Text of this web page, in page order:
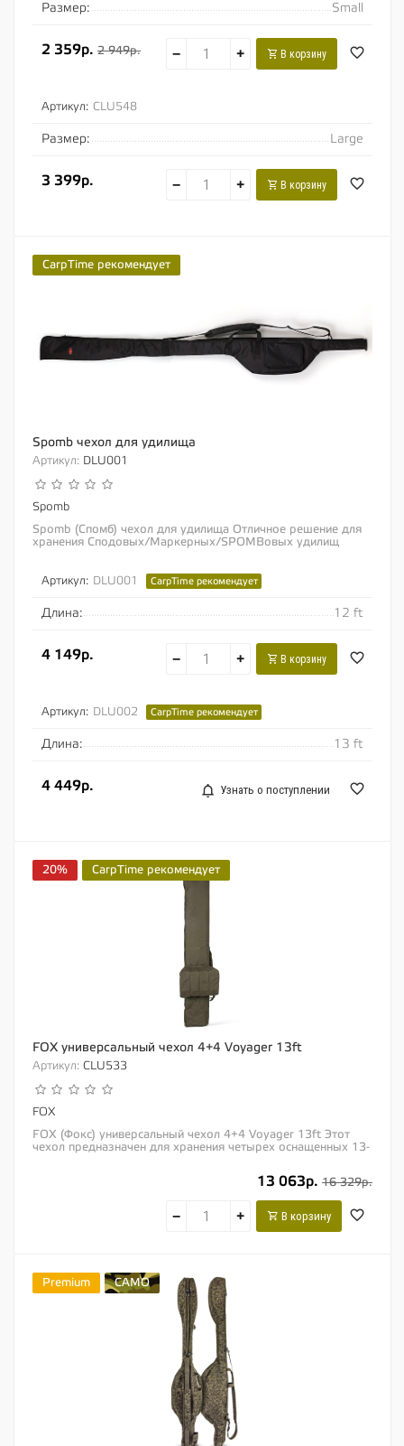
Размер: Small
2 359р. 2 949р. − + В корзину
Артикул: CLU548
Размер: Large
3 399р. − + В корзину
CarpTime рекомендует
Spomb чехол для удилища
Артикул: DLU001
Spomb
Spomb (Спомб) чехол для удилища Отличное решение для
хранения Сподовых/Маркерных/SPOMBовых удилищ
Артикул: DLU001 CarpTime рекомендует
Длина: 12 ft
4 149р. − + В корзину
Артикул: DLU002 CarpTime рекомендует
Длина: 13 ft
4 449р. Узнать о поступлении
20% CarpTime рекомендует
FOX универсальный чехол 4+4 Voyager 13ft
Артикул: CLU533
FOX
FOX (Фокс) универсальный чехол 4+4 Voyager 13ft Этот
чехол предназначен для хранения четырех оснащенных 13-
13 063р. 16 329р.
− + В корзину
Premium CAMO